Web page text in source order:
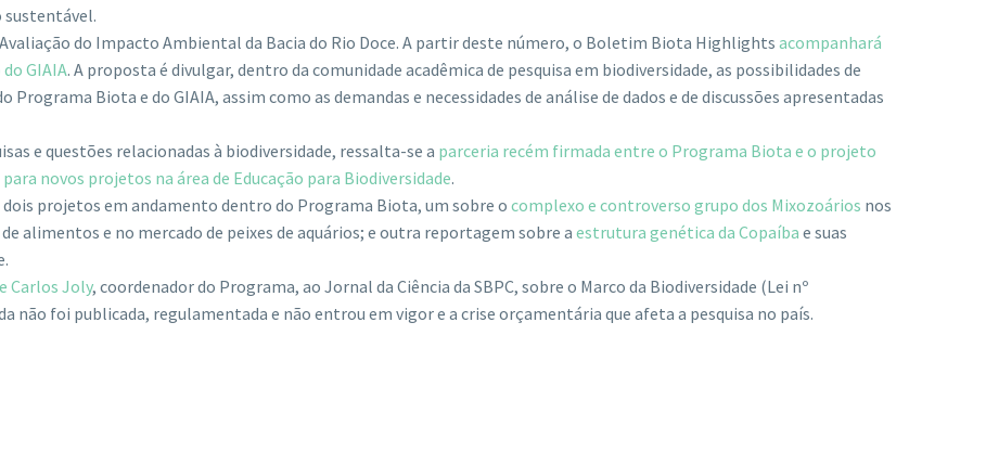
sustentável.
do Impacto Ambiental da Bacia do Rio Doce. A partir deste número, o Boletim Biota Highlights acompanhará
GIAIA. A proposta é divulgar, dentro da comunidade acadêmica de pesquisa em biodiversidade, as possibilidades de
Biota e do GIAIA, assim como as demandas e necessidades de análise de dados e de discussões apresentadas
e questões relacionadas à biodiversidade, ressalta-se a parceria recém firmada entre o Programa Biota e o projeto
novos projetos na área de Educação para Biodiversidade.
projetos em andamento dentro do Programa Biota, um sobre o complexo e controverso grupo dos Mixozoários nos
alimentos e no mercado de peixes de aquários; e outra reportagem sobre a estrutura genética da Copaíba e suas
Carlos Joly, coordenador do Programa, ao Jornal da Ciência da SBPC, sobre o Marco da Biodiversidade (Lei nº
não foi publicada, regulamentada e não entrou em vigor e a crise orçamentária que afeta a pesquisa no país.